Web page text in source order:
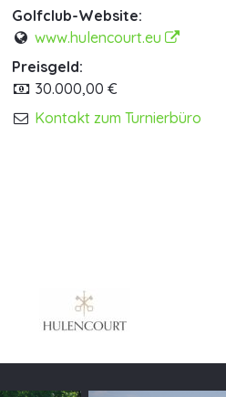
Golfclub-Website:
www.hulencourt.eu
Preisgeld:
30.000,00 €
Kontakt zum Turnierbüro